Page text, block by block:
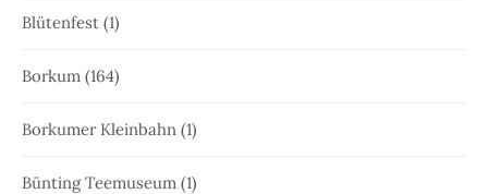
Blütenfest (1)
Borkum (164)
Borkumer Kleinbahn (1)
Bünting Teemuseum (1)